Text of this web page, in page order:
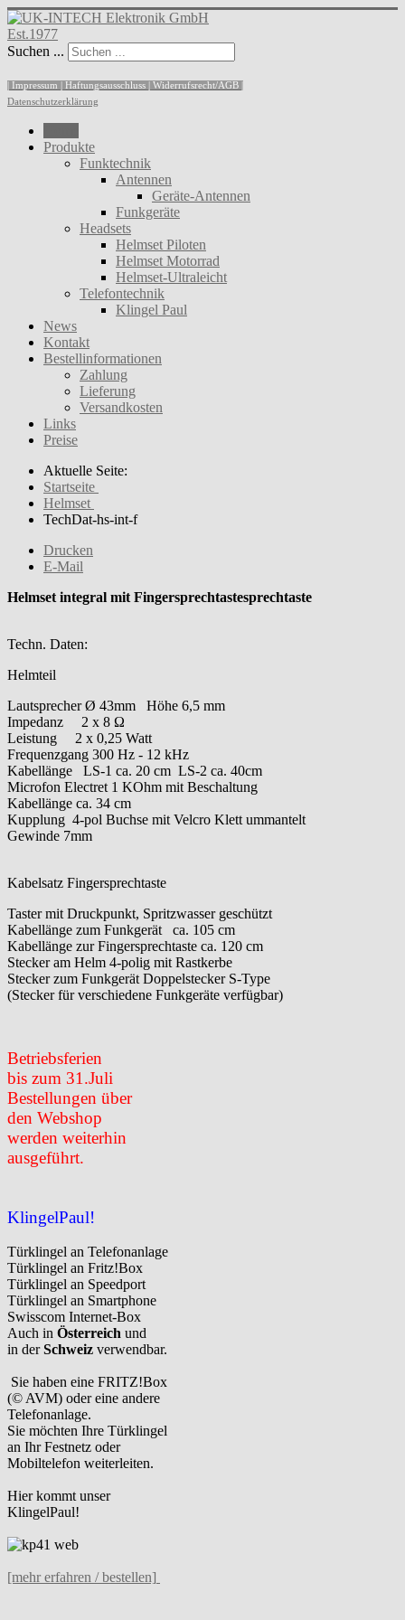
Est.1977
Suchen ...
| Impressum | Haftungsausschluss | Widerrufsrecht/AGB |
Datenschutzerklärung
Produkte
Funktechnik
Antennen
Geräte-Antennen
Funkgeräte
Headsets
Helmset Piloten
Helmset Motorrad
Helmset-Ultraleicht
Telefontechnik
Klingel Paul
News
Kontakt
Bestellinformationen
Zahlung
Lieferung
Versandkosten
Links
Preise
Aktuelle Seite:
Startseite
Helmset
TechDat-hs-int-f
Drucken
E-Mail
Helmset integral mit Fingersprechtastesprechtaste
Techn. Daten:
Helmteil
Lautsprecher Ø 43mm Höhe 6,5 mm
Impedanz 2 x 8 Ω
Leistung 2 x 0,25 Watt
Frequenzgang 300 Hz - 12 kHz
Kabellänge LS-1 ca. 20 cm LS-2 ca. 40cm
Microfon Electret 1 KOhm mit Beschaltung
Kabellänge ca. 34 cm
Kupplung 4-pol Buchse mit Velcro Klett ummantelt
Gewinde 7mm
Kabelsatz Fingersprechtaste
Taster mit Druckpunkt, Spritzwasser geschützt
Kabellänge zum Funkgerät ca. 105 cm
Kabellänge zur Fingersprechtaste ca. 120 cm
Stecker am Helm 4-polig mit Rastkerbe
Stecker zum Funkgerät Doppelstecker S-Type
(Stecker für verschiedene Funkgeräte verfügbar)
Betriebsferien
bis zum 31.Juli
Bestellungen über
den Webshop
werden weiterhin
ausgeführt.
KlingelPaul!
Türklingel an Telefonanlage
Türklingel an Fritz!Box
Türklingel an Speedport
Türklingel an Smartphone
Swisscom Internet-Box
Auch in Österreich und
in derSchweiz verwendbar.
Sie haben eine FRITZ!Box
(© AVM) oder eine andere
Telefonanlage.
Sie möchten Ihre Türklingel
an Ihr Festnetz oder
Mobiltelefon weiterleiten.
Hier kommt unser
KlingelPaul!
[mehr erfahren / bestellen]